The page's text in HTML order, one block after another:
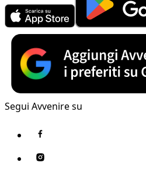
Segui Avvenire su